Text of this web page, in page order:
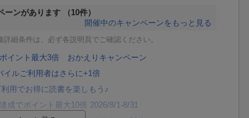
ーンがあります
（10件）
開催中のキャンペーンをもっと見る
細条件は、必ず各説明頁でご確認ください。
イント最大3倍 おかえりキャンペーン
イルご利用者はさらに+1倍
用でお得に読書を楽しもう♪
成でポイント最大10倍 2026/8/1-8/31